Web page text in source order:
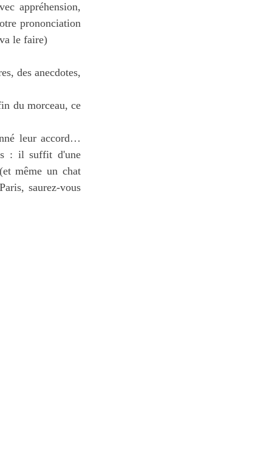
appréhension,
prononciation
le faire)
des anecdotes,
du morceau, ce
leur accord…
: il suffit d'une
même un chat
saurez-vous